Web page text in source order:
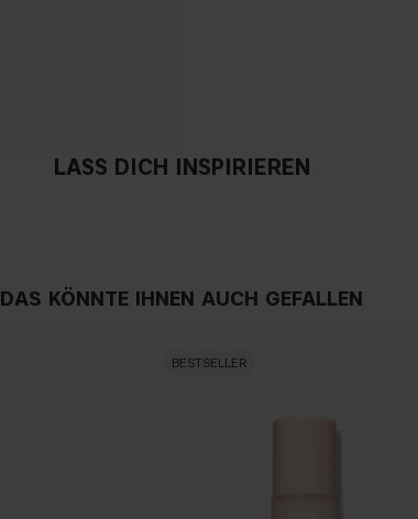
LASS DICH INSPIRIEREN
DAS KÖNNTE IHNEN AUCH GEFALLEN
BESTSELLER